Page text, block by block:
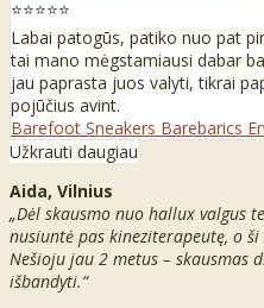
⭐⭐⭐⭐⭐
Labai patogūs, patiko nuo pat
tai mano mėgstamiausi dabar
jau paprasta juos valyti, tikrai
pojūčius avint.
Barefoot Sneakers Barebarics
Užkrauti daugiau
Aida, Vilnius
„Dėl skausmo nuo hallux valgus
nusiuntė pas kineziterapeutę, o
Nešioju jau 2 metus – skausmas
išbandyti.“